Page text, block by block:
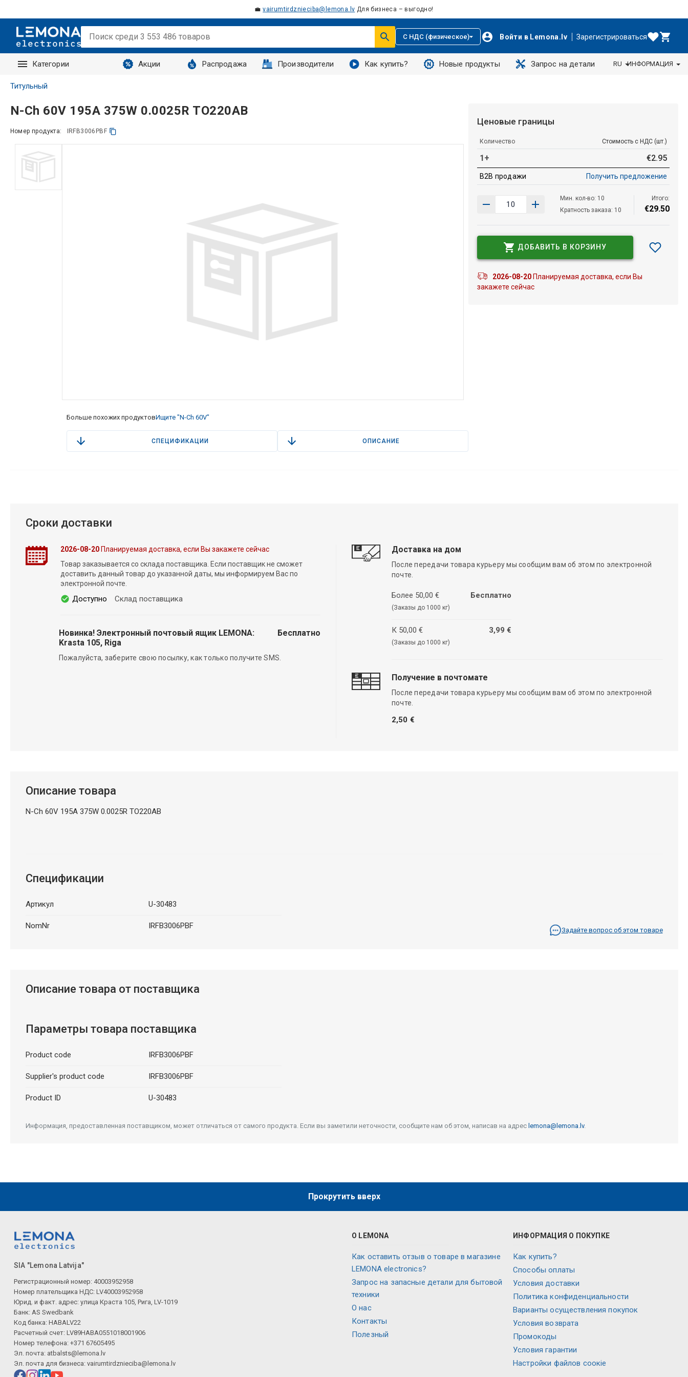
💼vairumtirdznieciba@lemona.lv Для бизнеса – выгодно!
С НДС (физическое) Войти в Lemona.lv Зарегистрироваться
Категории Акции Распродажа Производители Как купить? Новые продукты Запрос на детали
Запросы
RU ИНФОРМАЦИЯ
Титульный
N-Ch 60V 195A 375W 0.0025R TO220AB
Номер продукта: IRFB3006PBF
Больше похожих продуктовИщите "N-Ch 60V"
СПЕЦИФИКАЦИИ ОПИСАНИЕ
Ценовые границы
Количество Стоимость с НДС (шт.)
1+ €2.95
B2B продажи Получить предложение
Мин. кол-во: 10
Кратность заказа: 10
Итого:
€29.50
ДОБАВИТЬ В КОРЗИНУ
2026-08-20Планируемая доставка, если Вы
закажете сейчас
Сроки доставки
2026-08-20Планируемая доставка, если Вы закажете сейчас
Товар заказывается со склада поставщика. Если поставщик не сможет
доставить данный товар до указанной даты, мы информируем Вас по
электронной почте.
Доступно Склад поставщика
Новинка! Электронный почтовый ящик LEMONA:
Krasta 105, Riga
Бесплатно
Пожалуйста, заберите свою посылку, как только получите SMS.
Доставка на дом
После передачи товара курьеру мы сообщим вам об этом по электронной
почте.
Более 50,00 €
(Заказы до 1000 кг)
Бесплатно
К 50,00 €
(Заказы до 1000 кг)
3,99 €
Получение в почтомате
После передачи товара курьеру мы сообщим вам об этом по электронной
почте.
2,50 €
Описание товара
N-Ch 60V 195A 375W 0.0025R TO220AB
Спецификации
Артикул U-30483
NomNr IRFB3006PBF Задайте вопрос об этом товаре
Описание товара от поставщика
Параметры товара поставщика
Product code IRFB3006PBF
Supplier's product code IRFB3006PBF
Product ID U-30483
Информация, предоставленная поставщиком, может отличаться от самого продукта. Если вы заметили неточности, сообщите нам об этом, написав на адрес lemona@lemona.lv.
Прокрутить вверх
SIA "Lemona Latvija"
Регистрационный номер: 40003952958
Номер плательщика НДС: LV40003952958
Юрид. и факт. адрес: улица Краста 105, Рига, LV-1019
Банк: AS Swedbank
Код банка: HABALV22
Расчетный счет: LV89HABA0551018001906
Номер телефона: +371 67605495
Эл. почта: atbalsts@lemona.lv
Эл. почта для бизнеса: vairumtirdznieciba@lemona.lv
О LEMONA
Как оставить отзыв о товаре в магазине
LEMONA electronics?
Запрос на запасные детали для бытовой
техники
О нас
Контакты
Полезный
ИНФОРМАЦИЯ О ПОКУПКЕ
Как купить?
Способы оплаты
Условия доставки
Политика конфиденциальности
Варианты осуществления покупок
Условия возврата
Промокоды
Условия гарантии
Настройки файлов соокіе